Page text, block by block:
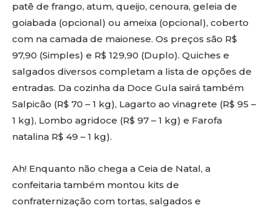
patê de frango, atum, queijo, cenoura, geleia de
goiabada (opcional) ou ameixa (opcional), coberto
com na camada de maionese. Os preços são R$
97,90 (Simples) e R$ 129,90 (Duplo). Quiches e
salgados diversos completam a lista de opções de
entradas. Da cozinha da Doce Gula sairá também
Salpicão (R$ 70 – 1 kg), Lagarto ao vinagrete (R$ 95 –
1 kg), Lombo agridoce (R$ 97 – 1 kg) e Farofa
natalina R$ 49 – 1 kg).
Ah! Enquanto não chega a Ceia de Natal, a
confeitaria também montou kits de
confraternização com tortas, salgados e